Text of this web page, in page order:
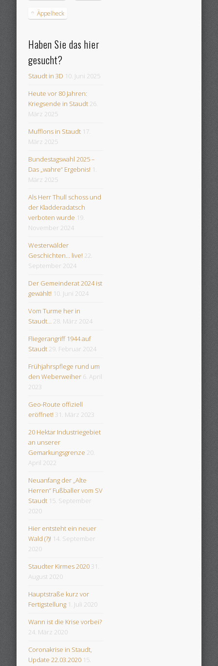
Äppelheck
Haben Sie das hier
gesucht?
Staudt in 3D 10. Juni 2025
Heute vor 80 Jahren:
Kriegsende in Staudt 26.
März 2025
Mufflons in Staudt 17.
März 2025
Bundestagswahl 2025 –
Das „wahre“ Ergebnis! 1.
März 2025
Als Herr Thull schoss und
der Kladderadatsch
verboten wurde 19.
November 2024
Westerwälder
Geschichten… live! 22.
September 2024
Der Gemeinderat 2024 ist
gewählt! 10. Juni 2024
Vom Turme her in
Staudt… 28. März 2024
Fliegerangriff 1944 auf
Staudt 29. Februar 2024
Frühjahrspflege rund um
den Weberweiher 6. April
2023
Geo-Route offiziell
eröffnet! 31. März 2023
20 Hektar Industriegebiet
an unserer
Gemarkungsgrenze 20.
April 2022
Neuanfang der „Alte
Herren“ Fußballer vom SV
Staudt 15. September
2020
Hier entsteht ein neuer
Wald (?)! 14. September
2020
Staudter Kirmes 2020 31.
August 2020
Hauptstraße kurz vor
Fertigstellung 1. Juli 2020
Wann ist die Krise vorbei?
24. März 2020
Coronakrise in Staudt,
Update 22.03.2020 15.